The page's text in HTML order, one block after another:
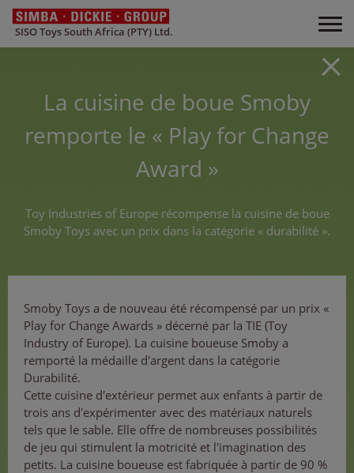
SISO Toys South Africa (PTY) Ltd.
La cuisine de boue Smoby
remporte le « Play for Change
Award »
Toy Industries of Europe récompense la cuisine de boue
Smoby Toys avec un prix dans la catégorie « durabilité ».
Smoby Toys a de nouveau été récompensé par un prix «
Play for Change Awards » décerné par la TIE (Toy
Industry of Europe). La cuisine boueuse Smoby a
remporté la médaille d'argent dans la catégorie
Durabilité.
Cette cuisine d'extérieur permet aux enfants à partir de
trois ans d'expérimenter avec des matériaux naturels
tels que le sable. Elle offre de nombreuses possibilités
de jeu qui stimulent la motricité et l'imagination des
petits. La cuisine boueuse est fabriquée à partir de 90 %